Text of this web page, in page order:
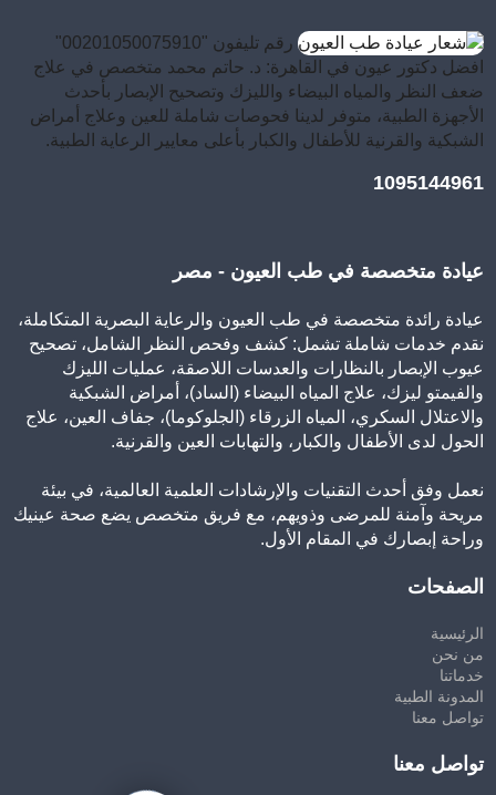
رقم تليفون "00201050075910"
افضل دكتور عيون في القاهرة: د. حاتم محمد متخصص في علاج
ضعف النظر والمياه البيضاء والليزك وتصحيح الإبصار بأحدث
الأجهزة الطبية، متوفر لدينا فحوصات شاملة للعين وعلاج أمراض
الشبكية والقرنية للأطفال والكبار بأعلى معايير الرعاية الطبية.
1095144961
عيادة متخصصة في طب العيون - مصر
عيادة رائدة متخصصة في طب العيون والرعاية البصرية المتكاملة،
نقدم خدمات شاملة تشمل: كشف وفحص النظر الشامل، تصحيح
عيوب الإبصار بالنظارات والعدسات اللاصقة، عمليات الليزك
والفيمتو ليزك، علاج المياه البيضاء (الساد)، أمراض الشبكية
والاعتلال السكري، المياه الزرقاء (الجلوكوما)، جفاف العين، علاج
الحول لدى الأطفال والكبار، والتهابات العين والقرنية.
نعمل وفق أحدث التقنيات والإرشادات العلمية العالمية، في بيئة
مريحة وآمنة للمرضى وذويهم، مع فريق متخصص يضع صحة عينيك
وراحة إبصارك في المقام الأول.
الصفحات
الرئيسية
من نحن
خدماتنا
المدونة الطبية
تواصل معنا
تواصل معنا